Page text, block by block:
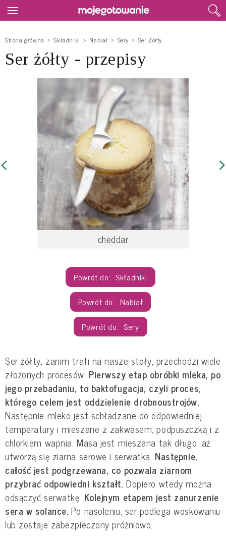
Strona główna Składniki Nabiał Sery Ser Żółty
Ser żółty - przepisy
cheddar
Składniki
Nabiał
Sery
Ser żółty, zanim trafi na nasze stoły, przechodzi wiele
złożonych procesów. Pierwszy etap obróbki mleka, po
jego przebadaniu, to baktofugacja, czyli proces,
którego celem jest oddzielenie drobnoustrojów.
Następnie mleko jest schładzane do odpowiedniej
temperatury i mieszane z zakwasem, podpuszczką i z
chlorkiem wapnia. Masa jest mieszana tak długo, aż
utworzą się ziarna serowe i serwatka. Następnie,
całość jest podgrzewana, co pozwala ziarnom
przybrać odpowiedni kształt. Dopiero wtedy można
odsączyć serwatkę. Kolejnym etapem jest zanurzenie
sera w solance. Po nasoleniu, ser podlega woskowaniu
lub zostaje zabezpieczony próżniowo.